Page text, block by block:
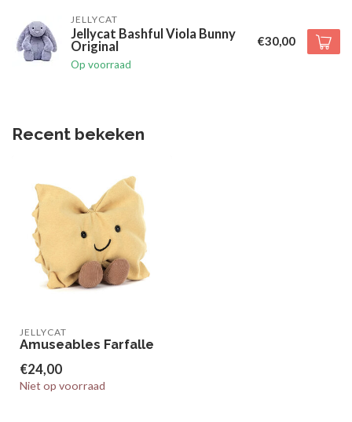
JELLYCAT
Jellycat Bashful Viola Bunny
Original
Op voorraad
€30,00
Recent bekeken
JELLYCAT
Amuseables Farfalle
€24,00
Niet op voorraad